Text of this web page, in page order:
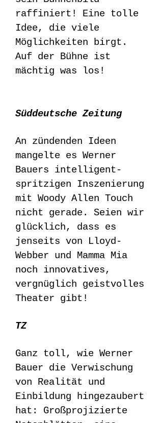
raffiniert! Eine tolle
Idee, die viele
Möglichkeiten birgt.
Auf der Bühne ist
mächtig was los!
Süddeutsche Zeitung
An zündenden Ideen
mangelte es Werner
Bauers intelligent-
spritzigen Inszenierung
mit Woody Allen Touch
nicht gerade. Seien wir
glücklich, dass es
jenseits von Lloyd-
Webber und Mamma Mia
noch innovatives,
vergnüglich geistvolles
Theater gibt!
TZ
Ganz toll, wie Werner
Bauer die Verwischung
von Realität und
Einbildung hingezaubert
hat: Großprojizierte